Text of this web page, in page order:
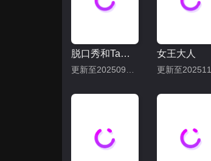
脱口秀和Ta的朋友们 第二季 女王大人